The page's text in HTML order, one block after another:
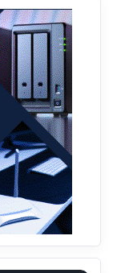
i
državu jer
Srbija je
stoji -
na
i koga
svako